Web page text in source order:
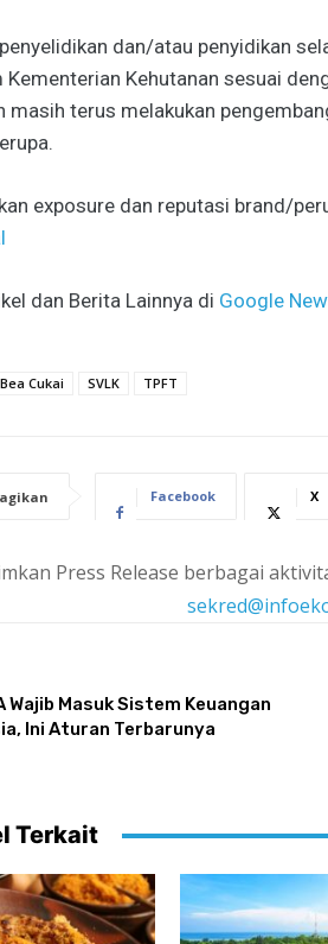
dan/atau penyidikan
Kementerian Kehutanan sesuai
masih terus melakukan
exposure dan reputasi brand/
dan Berita Lainnya di Google
Bea Cukai SVLK TPFT
Facebook X
Press Release berbagai
Wajib Masuk Sistem Keuangan
Ini Aturan Terbarunya
Terkait